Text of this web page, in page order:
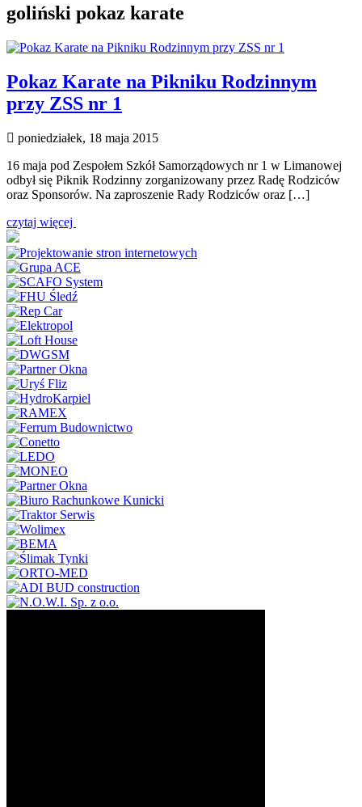
goliński pokaz karate
Pokaz Karate na Pikniku Rodzinnym
przy ZSS nr 1
poniedziałek, 18 maja 2015
16 maja pod Zespołem Szkół Samorządowych nr 1 w Limanowej
odbył się Piknik Rodzinny zorganizowany przez Radę Rodziców
oraz Sponsorów. Na zaproszenie Rady Rodziców oraz […]
czytaj więcej